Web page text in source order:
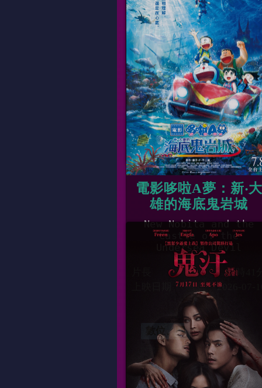
片長
01時41
上映日期
2026-07-
數位、日
11:00 15:20
電影哆啦A夢：新‧大
雄的海底鬼岩城
New Nobita and the
Castle of the
Undersea Devil
01時41
2026-07-
數位、國
13:10